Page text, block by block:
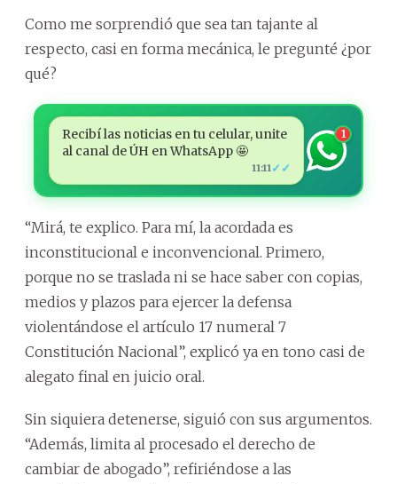
Como me sorprendió que sea tan tajante al
respecto, casi en forma mecánica, le pregunté ¿por
qué?
Recibí las noticias en tu celular, unite
al canal de ÚH en WhatsApp 🤩
11:11✓✓
1
“Mirá, te explico. Para mí, la acordada es
inconstitucional e inconvencional. Primero,
porque no se traslada ni se hace saber con copias,
medios y plazos para ejercer la defensa
violentándose el artículo 17 numeral 7
Constitución Nacional”, explicó ya en tono casi de
alegato final en juicio oral.
Sin siquiera detenerse, siguió con sus argumentos.
“Además, limita al procesado el derecho de
cambiar de abogado”, refiriéndose a las